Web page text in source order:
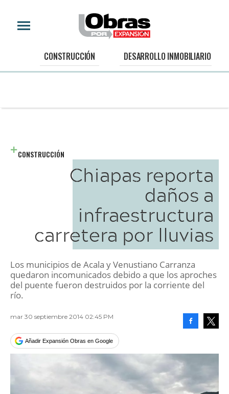
CONSTRUCCIÓN DESARROLLO INMOBILIARIO
CONSTRUCCIÓN
Chiapas reporta
daños a
infraestructura
carretera por lluvias
Los municipios de Acala y Venustiano Carranza
quedaron incomunicados debido a que los aproches
del puente fueron destruidos por la corriente del
río.
mar 30 septiembre 2014 02:45 PM
Añadir Expansión Obras en Google